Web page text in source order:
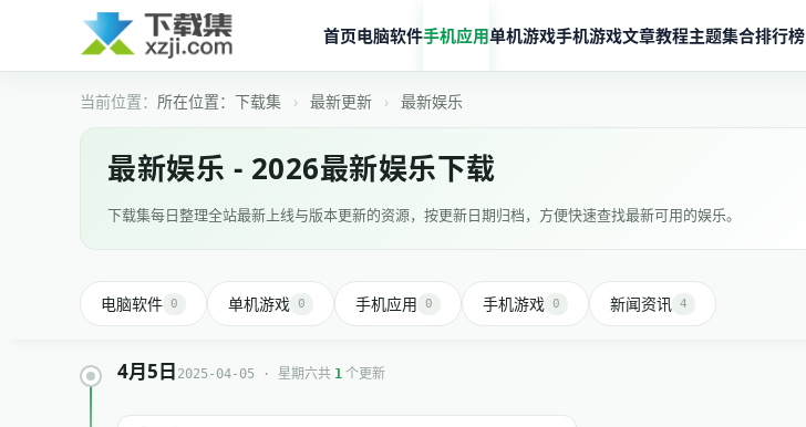
首页电脑软件手机应用单机游戏手机游戏文章教程主题集合排行榜
所在位置： 下载集 › 最新更新 › 最新娱乐
最新娱乐 - 2026最新娱乐下载
下载集每日整理全站最新上线与版本更新的资源，按更新日期归档，方便快速查找最新可用的娱乐。
电脑软件 0 单机游戏 0 手机应用 0 手机游戏 0 新闻资讯 4
4月5日 2025-04-05 · 星期六共 1 个更新